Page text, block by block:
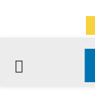
PRIMARY